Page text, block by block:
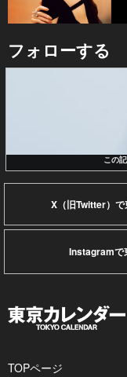
フォローする
この
X（旧Twitter）
Instagramで
TOPページ